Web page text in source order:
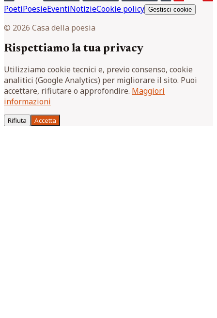
PoetiPoesieEventiNotizieCookie policy Gestisci cookie
© 2026 Casa della poesia
Rispettiamo la tua privacy
Utilizziamo cookie tecnici e, previo consenso, cookie
analitici (Google Analytics) per migliorare il sito. Puoi
accettare, rifiutare o approfondire. Maggiori
informazioni
Rifiuta Accetta